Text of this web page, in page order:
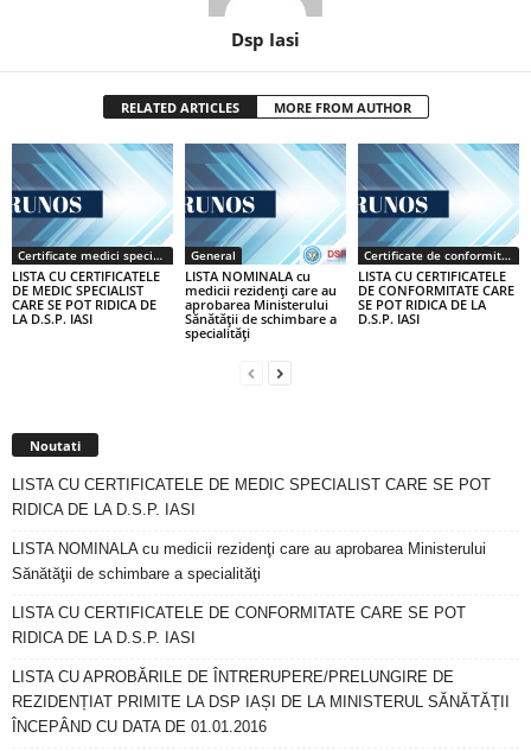
Dsp Iasi
RELATED ARTICLES MORE FROM AUTHOR
Certificate medici specialiști / primari
LISTA CU CERTIFICATELE
DE MEDIC SPECIALIST
CARE SE POT RIDICA DE
LA D.S.P. IASI
General
LISTA NOMINALA cu
medicii rezidenţi care au
aprobarea Ministerului
Sănătăţii de schimbare a
specialităţi
Certificate de conformitate
LISTA CU CERTIFICATELE
DE CONFORMITATE CARE
SE POT RIDICA DE LA
D.S.P. IASI
Noutati
LISTA CU CERTIFICATELE DE MEDIC SPECIALIST CARE SE POT
RIDICA DE LA D.S.P. IASI
LISTA NOMINALA cu medicii rezidenţi care au aprobarea Ministerului
Sănătăţii de schimbare a specialităţi
LISTA CU CERTIFICATELE DE CONFORMITATE CARE SE POT
RIDICA DE LA D.S.P. IASI
LISTA CU APROBĂRILE DE ÎNTRERUPERE/PRELUNGIRE DE
REZIDENȚIAT PRIMITE LA DSP IAȘI DE LA MINISTERUL SĂNĂTĂȚII
ÎNCEPÂND CU DATA DE 01.01.2016